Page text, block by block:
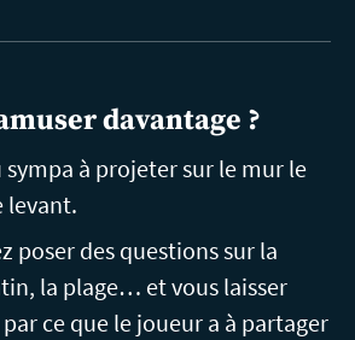
davantage ?
sympa à projeter sur le mur le
levant.
poser des questions sur la
la plage… et vous laisser
ce que le joueur a à partager